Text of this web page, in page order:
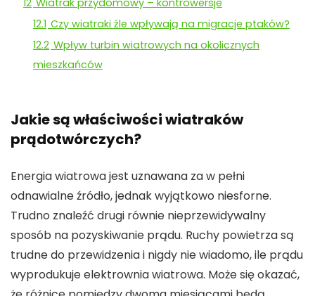
12.1 Czy wiatraki źle wpływają na migracje ptaków?
12.2 Wpływ turbin wiatrowych na okolicznych
mieszkańców
Jakie są właściwości wiatraków
prądotwórczych?
Energia wiatrowa jest uznawana za w pełni
odnawialne źródło, jednak wyjątkowo niesforne.
Trudno znaleźć drugi równie nieprzewidywalny
sposób na pozyskiwanie prądu. Ruchy powietrza są
trudne do przewidzenia i nigdy nie wiadomo, ile prądu
wyprodukuje elektrownia wiatrowa. Może się okazać,